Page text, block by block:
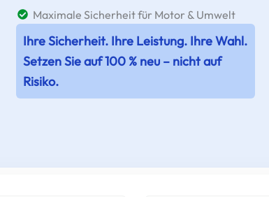
Maximale Sicherheit für Motor & Umwelt
Ihre Sicherheit. Ihre Leistung. Ihre Wahl.
Setzen Sie auf 100 % neu – nicht auf
Risiko.